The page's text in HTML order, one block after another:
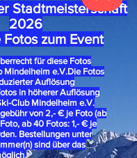
Stadtmeisterschaft
2026
zum Event
für diese Fotos
Mindelheim e.V.Die Fotos
Auflösung
in höherer Auflösung
Club Mindelheim e.V.
von 2,- € je Foto (ab
ab 40 Fotos: 1,- € je
Bestellungen unter
sind über das